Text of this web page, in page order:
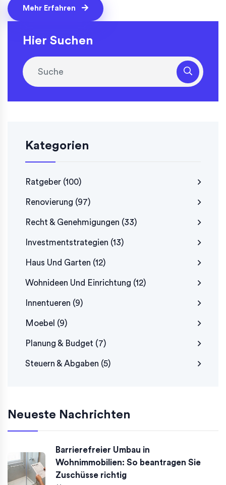
Mehr Erfahren
Hier Suchen
Kategorien
Ratgeber (100)
Renovierung (97)
Recht & Genehmigungen (33)
Investmentstrategien (13)
Haus Und Garten (12)
Wohnideen Und Einrichtung (12)
Innentueren (9)
Moebel (9)
Planung & Budget (7)
Steuern & Abgaben (5)
Neueste Nachrichten
Barrierefreier Umbau in
Wohnimmobilien: So beantragen Sie
Zuschüsse richtig